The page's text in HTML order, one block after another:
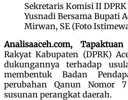
Sekretaris Komisi II
Yusnadi Bersama Bupati
Mirwan, SE (Foto
Analisaaceh.com, Tapaktuan
Rakyat Kabupaten (DPRK)
dukungannya terhadap
membentuk Badan
perubahan Qanun Nomor
susunan perangkat daerah.